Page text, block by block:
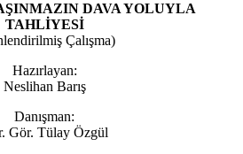
DAVA YOLUYLA
TAHLİYESİ
Çalışma)
Hazırlayan:
Neslihan Barış
Danışman:
Gör. Tülay Özgül